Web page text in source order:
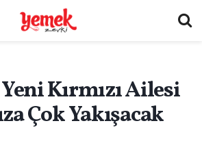
Kırmızı Ailesi
Çok Yakışacak